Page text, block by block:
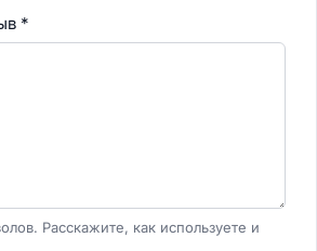
*
Расскажите, как используете и